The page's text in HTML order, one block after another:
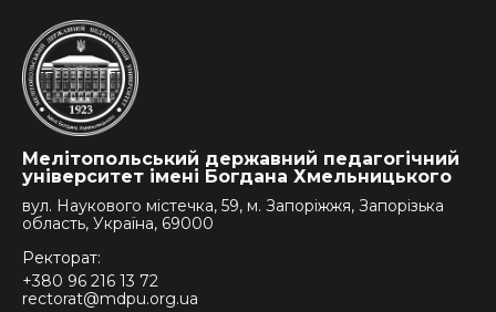
Мелітопольський державний педагогічний
університет імені Богдана Хмельницького
вул. Наукового містечка, 59, м. Запоріжжя, Запорізька
область, Україна, 69000
Ректорат:
+380 96 216 13 72
rectorat@mdpu.org.ua